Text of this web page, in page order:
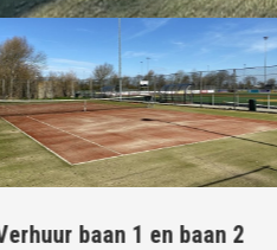
Verhuur baan 1 en baan 2